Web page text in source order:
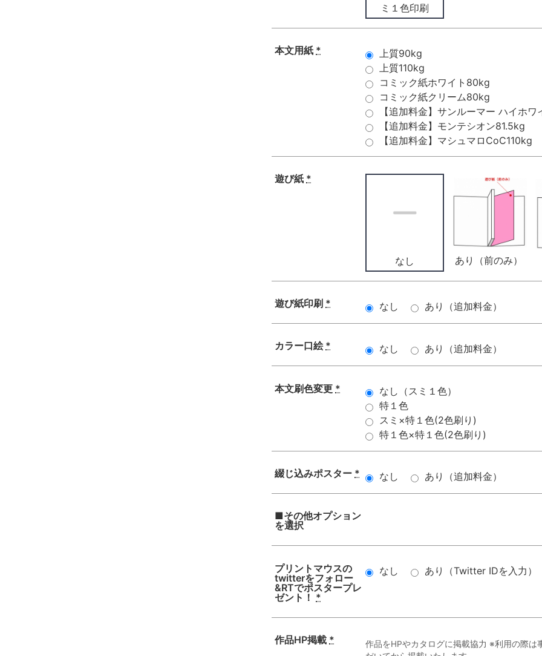
ミ１色印刷
本文用紙 *
上質90kg
上質110kg
コミック紙ホワイト80kg
コミック紙クリーム80kg
【追加料金】サンルーマー ハイホ
【追加料金】モンテシオン81.5kg
【追加料金】マシュマロCoC110kg
遊び紙 *
なし あり（前のみ）
遊び紙印刷 * なし あり（追加料金）
カラー口絵 * なし あり（追加料金）
本文刷色変更 *
なし（スミ１色）
特１色
スミ×特１色(2色刷り)
特１色×特１色(2色刷り)
綴じ込みポスター * なし あり（追加料金）
■その他オプション
を選択
プリントマウスの
twitterをフォロー
&RTでポスタープレ
ゼント！ *
なし あり（Twitter IDを入力）
作品HP掲載 *
作品をHPやカタログに掲載協力 ※利用の際